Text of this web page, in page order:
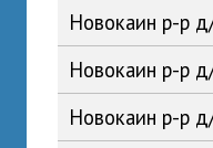
Новокаин р-р
Новокаин р-р
Новокаин р-р